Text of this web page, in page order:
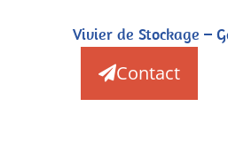
Contact
Vivier de Stockage –